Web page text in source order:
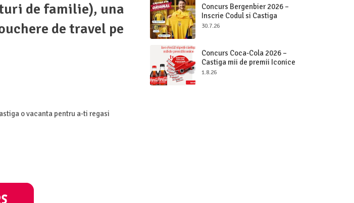
de familie), una
de travel pe
o vacanta pentru a-ti regasi
Concurs Bergenbier 2026 –
Inscrie Codul si Castiga
Premii Originale
30.7.26
Concurs Coca-Cola 2026 –
Castiga mii de premii Iconice
1.8.26